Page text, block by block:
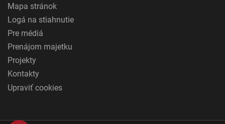
Mapa stránok
Logá na stiahnutie
Pre médiá
Prenájom majetku
Projekty
Kontakty
Upraviť cookies